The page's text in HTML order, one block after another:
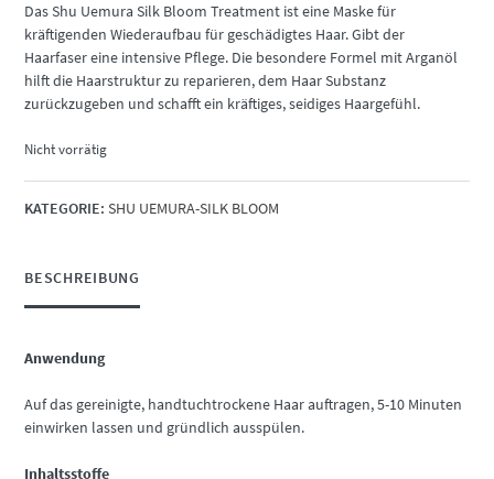
Das Shu Uemura Silk Bloom Treatment ist eine Maske für
kräftigenden Wiederaufbau für geschädigtes Haar. Gibt der
Haarfaser eine intensive Pflege. Die besondere Formel mit Arganöl
hilft die Haarstruktur zu reparieren, dem Haar Substanz
zurückzugeben und schafft ein kräftiges, seidiges Haargefühl.
Nicht vorrätig
KATEGORIE: SHU UEMURA-SILK BLOOM
BESCHREIBUNG
Anwendung
Auf das gereinigte, handtuchtrockene Haar auftragen, 5-10 Minuten
einwirken lassen und gründlich ausspülen.
Inhaltsstoffe